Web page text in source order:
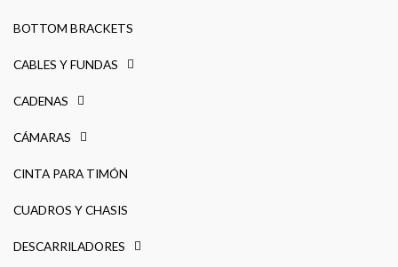
BOTTOM BRACKETS
CABLES Y FUNDAS
CADENAS
CÁMARAS
CINTA PARA TIMÓN
CUADROS Y CHASIS
DESCARRILADORES